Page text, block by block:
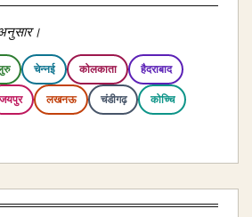
चेन्नई कोलकाता हैदराबाद
लखनऊ चंडीगढ़ कोच्चि